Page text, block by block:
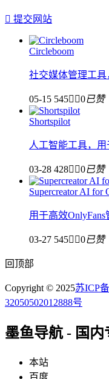
 提交网站
Circleboom
社交媒体管理工具
05-15 545 0已赞
Shortspilot
人工智能工具，用
03-28 428 0已赞
Supercreator AI for
用于高效
03-27 545 0已赞
回顶部
Copyright © 2025苏ICP
32050502012888号
墨鱼导航 - 国
本站
百度